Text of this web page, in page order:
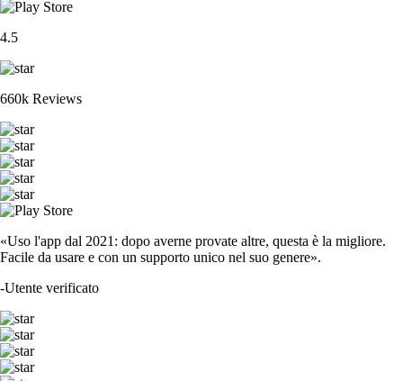
4.5
660k Reviews
«Uso l'app dal 2021: dopo averne provate altre, questa è la migliore.
Facile da usare e con un supporto unico nel suo genere».
-Utente verificato